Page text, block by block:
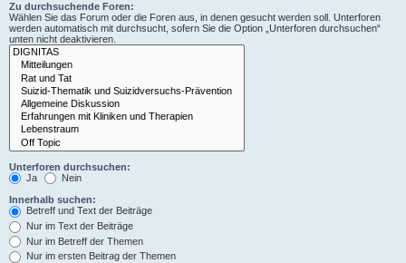
Zu durchsuchende Foren:
Wählen Sie das Forum oder die Foren aus, in denen gesucht werden soll. Unterforen
werden automatisch mit durchsucht, sofern Sie die Option „Unterforen durchsuchen“
unten nicht deaktivieren.
Unterforen durchsuchen:
Ja
Nein
Innerhalb suchen:
Betreff und Text der Beiträge
Nur im Text der Beiträge
Nur im Betreff der Themen
Nur im ersten Beitrag der Themen